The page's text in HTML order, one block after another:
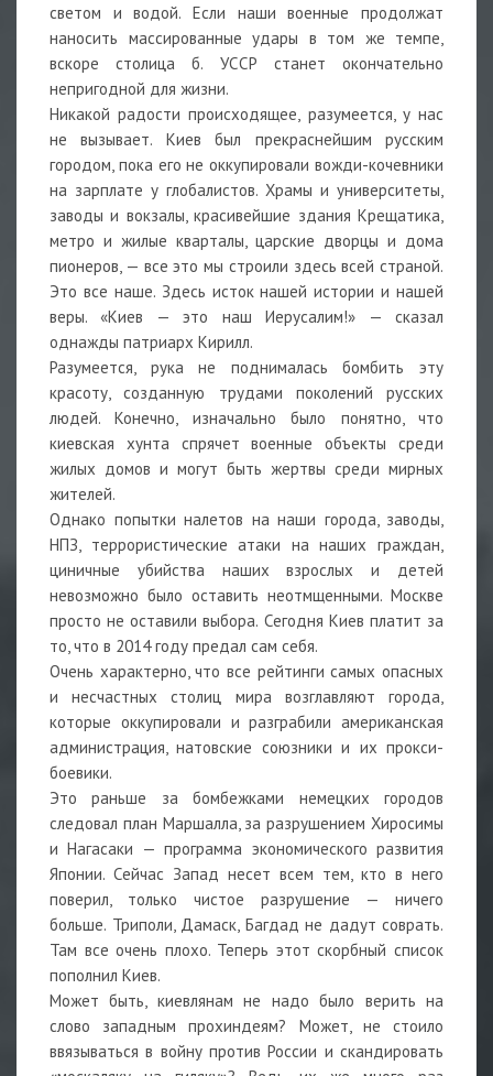
светом и водой. Если наши военные продолжат
наносить массированные удары в том же темпе,
вскоре столица б. УССР станет окончательно
непригодной для жизни.
Никакой радости происходящее, разумеется, у нас
не вызывает. Киев был прекраснейшим русским
городом, пока его не оккупировали вожди-кочевники
на зарплате у глобалистов. Храмы и университеты,
заводы и вокзалы, красивейшие здания Крещатика,
метро и жилые кварталы, царские дворцы и дома
пионеров, — все это мы строили здесь всей страной.
Это все наше. Здесь исток нашей истории и нашей
веры. «Киев — это наш Иерусалим!» — сказал
однажды патриарх Кирилл.
Разумеется, рука не поднималась бомбить эту
красоту, созданную трудами поколений русских
людей. Конечно, изначально было понятно, что
киевская хунта спрячет военные объекты среди
жилых домов и могут быть жертвы среди мирных
жителей.
Однако попытки налетов на наши города, заводы,
НПЗ, террористические атаки на наших граждан,
циничные убийства наших взрослых и детей
невозможно было оставить неотмщенными. Москве
просто не оставили выбора. Сегодня Киев платит за
то, что в 2014 году предал сам себя.
Очень характерно, что все рейтинги самых опасных
и несчастных столиц мира возглавляют города,
которые оккупировали и разграбили американская
администрация, натовские союзники и их прокси-
боевики.
Это раньше за бомбежками немецких городов
следовал план Маршалла, за разрушением Хиросимы
и Нагасаки — программа экономического развития
Японии. Сейчас Запад несет всем тем, кто в него
поверил, только чистое разрушение — ничего
больше. Триполи, Дамаск, Багдад не дадут соврать.
Там все очень плохо. Теперь этот скорбный список
пополнил Киев.
Может быть, киевлянам не надо было верить на
слово западным прохиндеям? Может, не стоило
ввязываться в войну против России и скандировать